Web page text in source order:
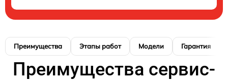
Преимущества Этапы работ Модели Гарантия
Преимущества сервис-